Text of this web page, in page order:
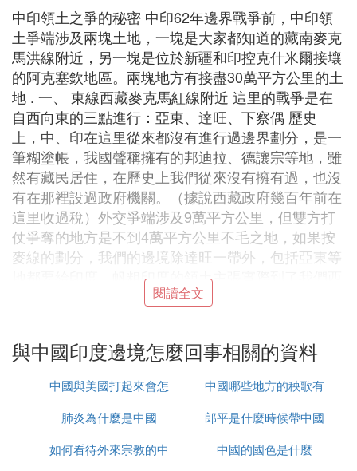
中印領土之爭的秘密 中印62年邊界戰爭前，中印領
土爭端涉及兩塊土地，一塊是大家都知道的藏南麥克
馬洪線附近，另一塊是位於新疆和印控克什米爾接壤
的阿克塞欽地區。兩塊地方有接盡30萬平方公里的土
地 . 一、 東線西藏麥克馬紅線附近 這里的戰爭是在
自西向東的三點進行：亞東、達旺、下察偶 歷史
上，中、印在這里從來都沒有進行過邊界劃分，是一
筆糊塗帳，我國聲稱擁有的邦迪拉、德讓宗等地，雖
然有藏民居住，在歷史上我們從來沒有擁有過，也沒
有在那裡設過政府機關。（據說西藏政府幾百年前在
這里收過稅）外交爭端涉及9萬平方公里，但雙方打
仗爭奪的地方是不到4萬平方公里不毛之地，如果按
麥線的劃分，我們的邊境除達旺一帶外，包括亞東等
地都要給印度，帆粗印度的領土主張實際到了我們西
藏的錯那縣這里。我們能答應嗎？亞東、下察偶等地
是印度控制的地方，你能說那是我們的地方嗎？我們
所說的9萬平方公里的土地，實際是一種策略，是為
了高前在談判中增加籌碼而已，是人們打官司常用的
手段。實際上，很多地方，屬不屬於我們，我們自己
後撤了，撤到了戰前實際控制線。但我們的邊防哨所
閱讀全文
與中國印度邊境怎麼回事相關的資料
中國與美國打起來會怎
麼樣
中國哪些地方的秧歌有
名
肺炎為什麼是中國
郎平是什麼時候帶中國
女排的
如何看待外來宗教的中
中國的國色是什麼